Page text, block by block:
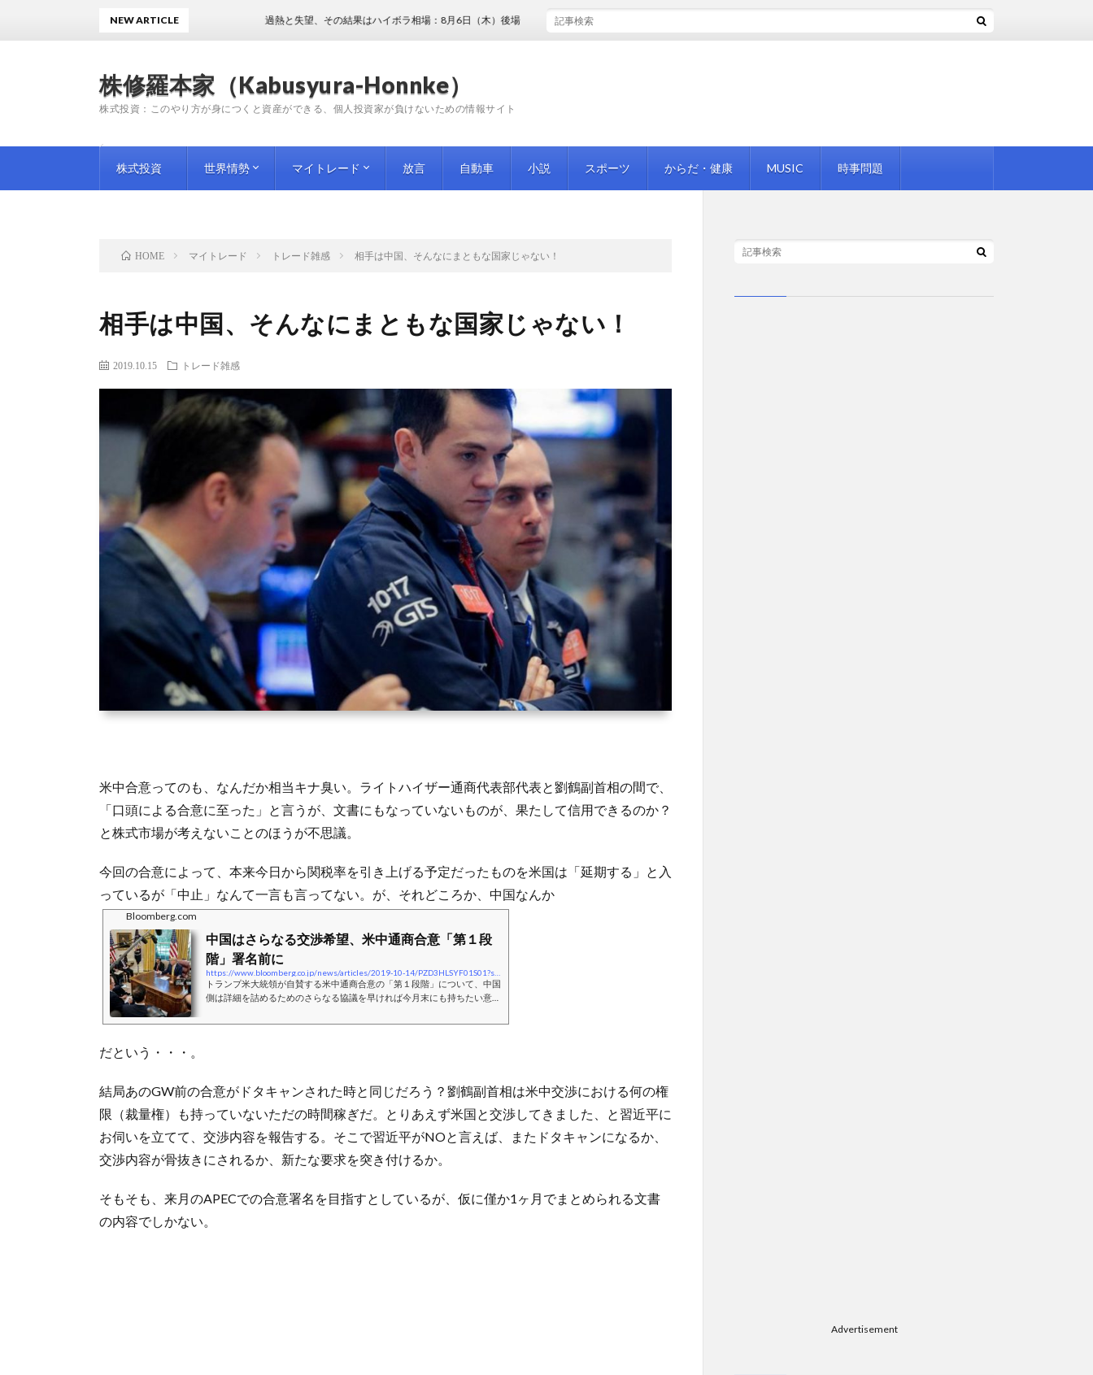
株修羅本家（Kabusyura-Honnke）
株式投資：このやり方が身につくと資産ができる、個人投資家が負けないための情報サイト
株式投資 世界情勢 マイトレード 放言 自動車 小説 スポーツ からだ・健康 MUSIC 時事問題
NEW ARTICLE 過熱と失望、その結果はハイボラ相場：8月6日（木）後場
HOME マイトレード トレード雑感 相手は中国、そんなにまともな国家じゃない！
相手は中国、そんなにまともな国家じゃない！
2019.10.15 トレード雑感
米中合意ってのも、なんだか相当キナ臭い。ライトハイザー通商代表部代表と劉鶴副首相の間で、
「口頭による合意に至った」と言うが、文書にもなっていないものが、果たして信用できるのか？
と株式市場が考えないことのほうが不思議。
今回の合意によって、本来今日から関税率を引き上げる予定だったものを米国は「延期する」と入
っているが「中止」なんて一言も言ってない。が、それどころか、中国なんか
Bloomberg.com
中国はさらなる交渉希望、米中通商合意「第１段
階」署名前に
トランプ米大統領が自賛する米中通商合意の「第１段階」について、中国
側は詳細を詰めるためのさらなる協議を早ければ今月末にも持ちたい意向
意するのは、その後だという。
だという・・・。
結局あのGW前の合意がドタキャンされた時と同じだろう？劉鶴副首相は米中交渉における何の権
限（裁量権）も持っていないただの時間稼ぎだ。とりあえず米国と交渉してきました、と習近平に
お伺いを立てて、交渉内容を報告する。そこで習近平がNOと言えば、またドタキャンになるか、
交渉内容が骨抜きにされるか、新たな要求を突き付けるか。
そもそも、来月のAPECでの合意署名を目指すとしているが、仮に僅か1ヶ月でまとめられる文書
の内容でしかない。
Advertisement